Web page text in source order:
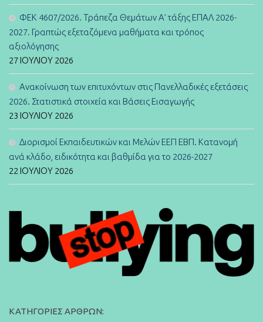
ΦΕΚ 4607/2026. Τράπεζα Θεμάτων Α’ τάξης ΕΠΑΛ 2026-
2027. Γραπτώς εξεταζόμενα μαθήματα και τρόπος
αξιολόγησης
27 ΙΟΥΛΊΟΥ 2026
Ανακοίνωση των επιτυχόντων στις Πανελλαδικές εξετάσεις
2026. Στατιστικά στοιχεία και Βάσεις Εισαγωγής
23 ΙΟΥΛΊΟΥ 2026
Διορισμοί Εκπαιδευτικών και Μελών ΕΕΠ ΕΒΠ. Κατανομή
ανά κλάδο, ειδικότητα και βαθμίδα για το 2026-2027
22 ΙΟΥΛΊΟΥ 2026
ΚΑΤΗΓΟΡΊΕΣ ΆΡΘΡΩΝ: